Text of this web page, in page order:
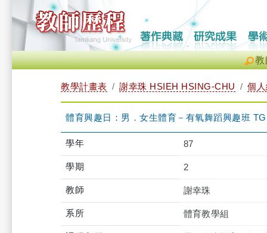
教
教學計畫表 謝幸珠 HSIEH HSING-CHU 個
體育興趣日：男．女生體育－有氧舞蹈興趣班
學年 87
學期 2
教師 謝幸珠
系所 體育教學組